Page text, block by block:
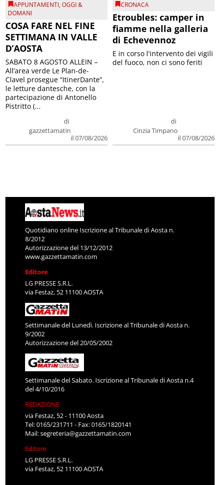
APPUNTAMENTI,OGGI &
DOMANI
COSA FARE NEL FINE
SETTIMANA IN VALLE
D’AOSTA
di
gazzettamatin
il 07/08/2026
SABATO 8 AGOSTO ALLEIN –
All’area verde Le Plan-de-
Clavel prosegue “ItinerDante”,
le letture dantesche, con la
partecipazione di Antonello
Pistritto (...
CRONACA
Etroubles: camper in
fiamme nella galleria
di Echevennoz
di
Cinzia Timpano
il 07/08/2026
E in corso l'intervento dei vigili
del fuoco, non ci sono feriti
Quotidiano online Iscrizione al Tribunale di Aosta n.
8/2012
Autorizzazione del 13/12/2012
www.gazzettamatin.com
Editore
LG PRESSE S.R.L.
via Festaz, 52 11100 AOSTA
Settimanale del Lunedì. Iscrizione al Tribunale di Aosta n.
9/2002
Autorizzazione del 20/05/2002
Settimanale del Sabato. Iscrizione al Tribunale di Aosta n.4
del 4/10/2016
REDAZIONE
via Festaz, 52 - 11100 Aosta
Tel: 0165/231711 - Fax: 0165/1820141
Mail:segreteria@gazzettamatin.com
Editore
LG PRESSE S.R.L.
via Festaz, 52 11100 AOSTA